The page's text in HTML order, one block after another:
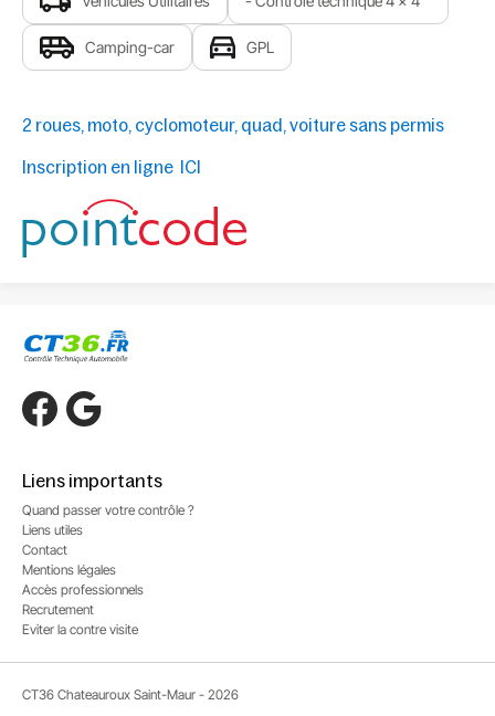
Camping-car GPL
2 roues, moto, cyclomoteur, quad, voiture sans permis
Inscription en ligne ICI
Liens importants
Quand passer votre contrôle ?
Liens utiles
Contact
Mentions légales
Accès professionnels
Recrutement
Eviter la contre visite
CT36 Chateauroux Saint-Maur - 2026